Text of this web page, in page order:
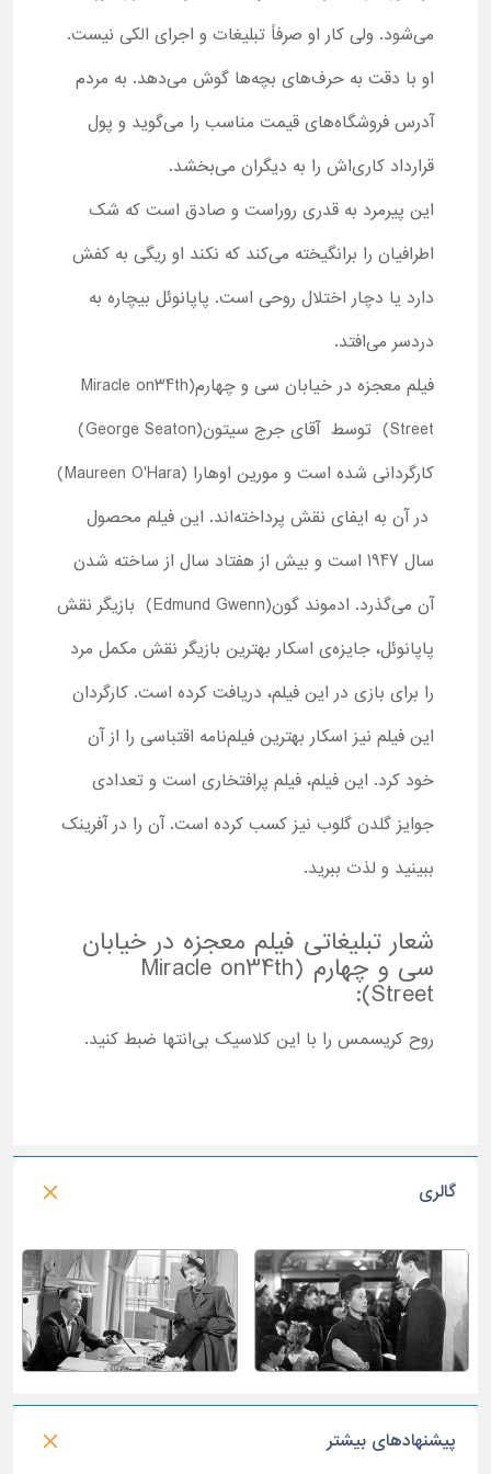
می‌شود. ولی کار او صرفاً تبلیغات و اجرای الکی نیست.
او با دقت به حرف‌های بچه‌ها گوش می‌دهد. به مردم
آدرس فروشگاه‌های قیمت مناسب را می‌گوید و پول
قرارداد کاری‌اش را به دیگران می‌بخشد.
این پیرمرد به قدری روراست و صادق است که شک
اطرافیان را برانگیخته می‌کند که نکند او ریگی به کفش
دارد یا دچار اختلال روحی است. پاپانوئل بیچاره به
دردسر می‌افتد.
فیلم معجزه در خیابان سی و چهارم(Miracle on34th
Street) توسط آقای جرج سیتون(George Seaton)
کارگردانی شده است و مورین اوهارا (Maureen O'Hara)
در آن به ایفای نقش پرداخته‌اند. این فیلم محصول
سال 1947 است و بیش از هفتاد سال از ساخته شدن
آن می‌‌گذرد. ادموند گون(Edmund Gwenn) بازیگر نقش
پاپانوئل، جایزه‌ی اسکار بهترین بازیگر نقش مکمل مرد
را برای بازی در این فیلم، دریافت کرده است. کارگردان
این فیلم نیز اسکار بهترین فیلم‌نامه اقتباسی را از آن
خود کرد. این فیلم، فیلم پرافتخاری است و تعدادی
جوایز گلدن گلوب نیز کسب کرده است. آن ‌را در آفرینک
ببینید و لذت ببرید.
شعار تبلیغاتی فیلم معجزه در خیابان
سی و چهارم (Miracle on34th
Street):
روح کریسمس را با این کلاسیک بی‌انتها ضبط کنید.
گالری
پیشنهادهای بیشتر